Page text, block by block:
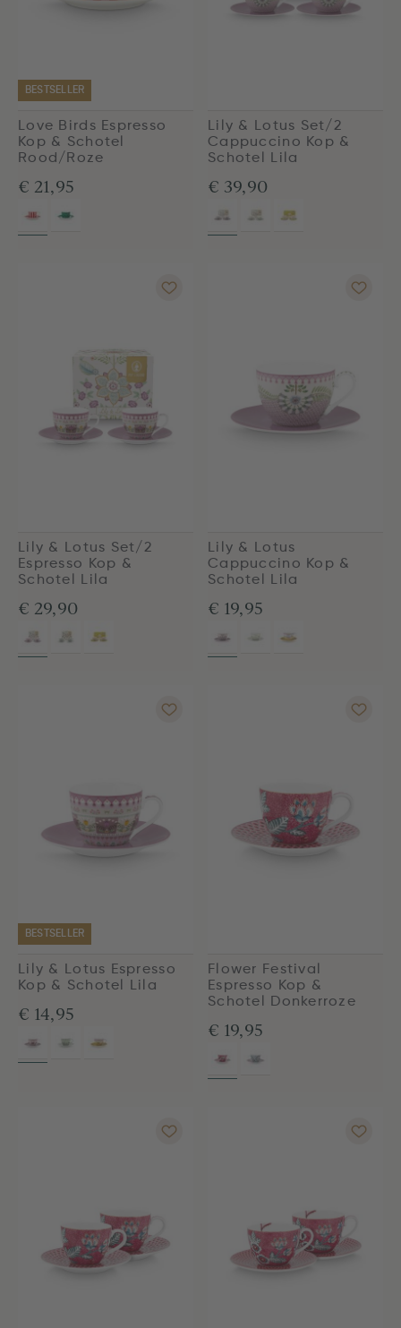
BESTSELLER
Love Birds Espresso
Kop & Schotel
Rood/Roze
€ 21,95
Lily & Lotus Set/2
Cappuccino Kop &
Schotel Lila
€ 39,90
Lily & Lotus Set/2
Espresso Kop &
Schotel Lila
€ 29,90
Lily & Lotus
Cappuccino Kop &
Schotel Lila
€ 19,95
BESTSELLER
Lily & Lotus Espresso
Kop & Schotel Lila
€ 14,95
Flower Festival
Espresso Kop &
Schotel Donkerroze
€ 19,95